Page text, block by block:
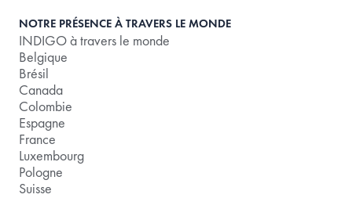
NOTRE PRÉSENCE À TRAVERS LE MONDE
INDIGO à travers le monde
Belgique
Brésil
Canada
Colombie
Espagne
France
Luxembourg
Pologne
Suisse